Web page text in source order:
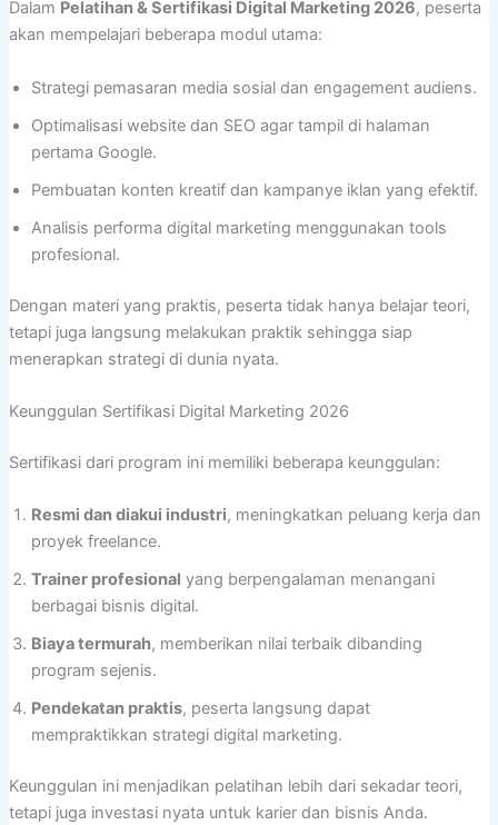
Dalam Pelatihan & Sertifikasi Digital Marketing 2026, peserta
akan mempelajari beberapa modul utama:
Strategi pemasaran media sosial dan engagement audiens.
Optimalisasi website dan SEO agar tampil di halaman
pertama Google.
Pembuatan konten kreatif dan kampanye iklan yang efektif.
Analisis performa digital marketing menggunakan tools
profesional.
Dengan materi yang praktis, peserta tidak hanya belajar teori,
tetapi juga langsung melakukan praktik sehingga siap
menerapkan strategi di dunia nyata.
Keunggulan Sertifikasi Digital Marketing 2026
Sertifikasi dari program ini memiliki beberapa keunggulan:
Resmi dan diakui industri, meningkatkan peluang kerja dan
proyek freelance.
Trainer profesional yang berpengalaman menangani
berbagai bisnis digital.
Biaya termurah, memberikan nilai terbaik dibanding
program sejenis.
Pendekatan praktis, peserta langsung dapat
mempraktikkan strategi digital marketing.
Keunggulan ini menjadikan pelatihan lebih dari sekadar teori,
tetapi juga investasi nyata untuk karier dan bisnis Anda.